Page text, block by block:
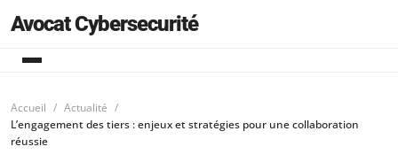
Avocat Cybersecurité
Accueil
Actualité
L’engagement des tiers : enjeux et stratégies pour une collaboration
réussie